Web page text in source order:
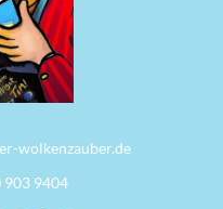
wolkenzauber.de
903 9404